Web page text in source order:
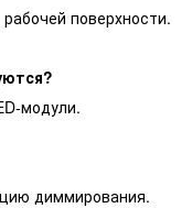
поверхности.
модули.
диммирования.